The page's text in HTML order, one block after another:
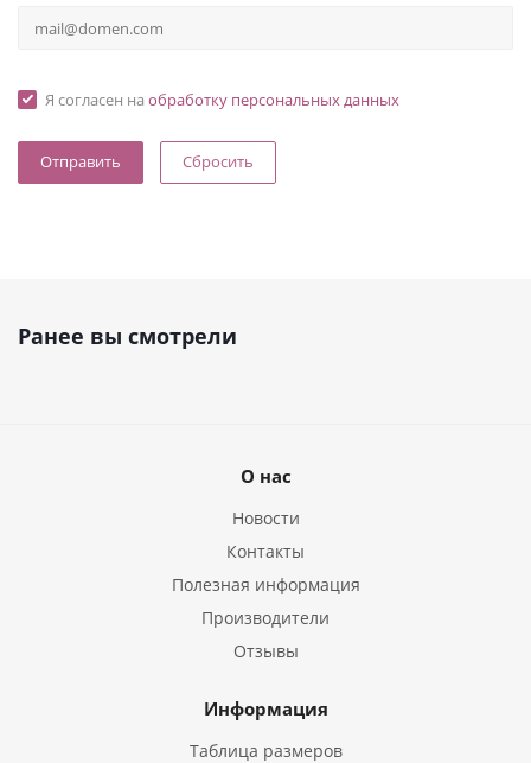
Я согласен на обработку персональных данных
Сбросить
Ранее вы смотрели
О нас
Новости
Контакты
Полезная информация
Производители
Отзывы
Информация
Таблица размеров